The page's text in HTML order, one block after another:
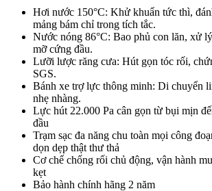
Hơi nước 150°C: Khử khuẩn tức thì,
mảng bám chỉ trong tích tắc.
Nước nóng 86°C: Bao phủ con lăn, xử
mỡ cứng đầu.
Lưỡi lược răng cưa: Hút gọn tóc rối,
SGS.
Bánh xe trợ lực thông minh: Di chuyển
nhẹ nhàng.
Lực hút 22.000 Pa cân gọn từ bụi mịn
đầu
Trạm sạc đa năng chu toàn mọi công
dọn dẹp thật thư thả
Cơ chế chống rối chủ động, vận hành
kẹt
Bảo hành chính hãng 2 năm